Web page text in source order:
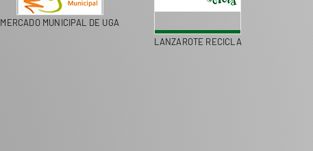
MERCADO MUNICIPAL DE UGA
LANZAROTE RECICLA